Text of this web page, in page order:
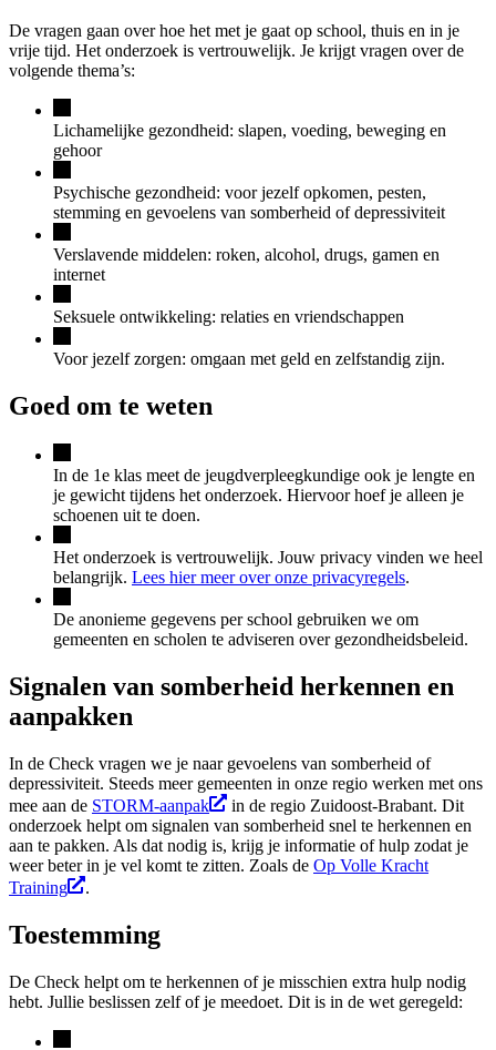
De vragen gaan over hoe het met je gaat op school, thuis en in je
vrije tijd. Het onderzoek is vertrouwelijk. Je krijgt vragen over de
volgende thema’s:
Lichamelijke gezondheid: slapen, voeding, beweging en
gehoor
Psychische gezondheid: voor jezelf opkomen, pesten,
stemming en gevoelens van somberheid of depressiviteit
Verslavende middelen: roken, alcohol, drugs, gamen en
internet
Seksuele ontwikkeling: relaties en vriendschappen
Voor jezelf zorgen: omgaan met geld en zelfstandig zijn.
Goed om te weten
In de 1e klas meet de jeugdverpleegkundige ook je lengte en
je gewicht tijdens het onderzoek. Hiervoor hoef je alleen je
schoenen uit te doen.
Het onderzoek is vertrouwelijk. Jouw privacy vinden we heel
belangrijk. Lees hier meer over onze privacyregels.
De anonieme gegevens per school gebruiken we om
gemeenten en scholen te adviseren over gezondheidsbeleid.
Signalen van somberheid herkennen en
aanpakken
In de Check vragen we je naar gevoelens van somberheid of
depressiviteit. Steeds meer gemeenten in onze regio werken met ons
mee aan de STORM-aanpak
in de regio Zuidoost-Brabant. Dit
onderzoek helpt om signalen van somberheid snel te herkennen en
aan te pakken. Als dat nodig is, krijg je informatie of hulp zodat je
weer beter in je vel komt te zitten. Zoals de Op Volle Kracht
Training
.
Toestemming
De Check helpt om te herkennen of je misschien extra hulp nodig
hebt. Jullie beslissen zelf of je meedoet. Dit is in de wet geregeld: